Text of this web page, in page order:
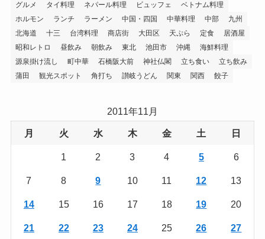
グルメ
タイ料理 ネパール料理 ビュッフェ
ベトナム料理
ホルモン
ランチ ラーメン 中国・四国 中華料理 中部
九州
北海道
十三 台湾料理 商店街 大田区 天ぷら 定食
居酒屋
昭和レトロ
昼飲み 朝飲み 東北 池田市 沖縄
海鮮料理
源泉掛け流し
町中華 石橋阪大前 神社仏閣 立ち食い
立ち飲み
蒲田
観光スポット 角打ち 讃岐うどん 関東 関西 餃子
2011年11月
月 火 水 木 金 土 日
1 2 3 4 5 6
7 8 9 10 11 12 13
14 15 16 17 18 19 20
21 22 23 24 25 26 27